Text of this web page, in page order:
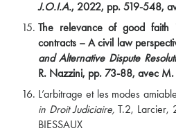
J.O.I.A., 2022, pp. 519-548,
The relevance of good faith
contracts – A civil law
and Alternative Dispute
R. Nazzini, pp. 73-88, avec
L’arbitrage et les modes
in Droit Judiciaire,T.2,
BIESSAUX